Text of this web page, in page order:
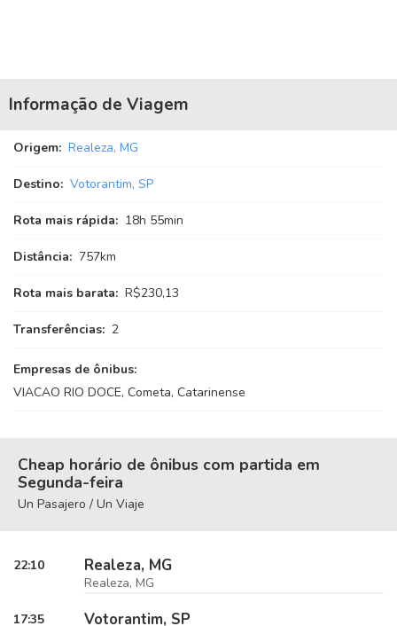
Informação de Viagem
Origem: Realeza, MG
Destino: Votorantim, SP
Rota mais rápida: 18h 55min
Distância: 757km
Rota mais barata: R$230,13
Transferências: 2
Empresas de ônibus:
VIACAO RIO DOCE, Cometa, Catarinense
Cheap horário de ônibus com partida em
Segunda-feira
Un Pasajero / Un Viaje
22:10 Realeza, MG
Realeza, MG
17:35 Votorantim, SP